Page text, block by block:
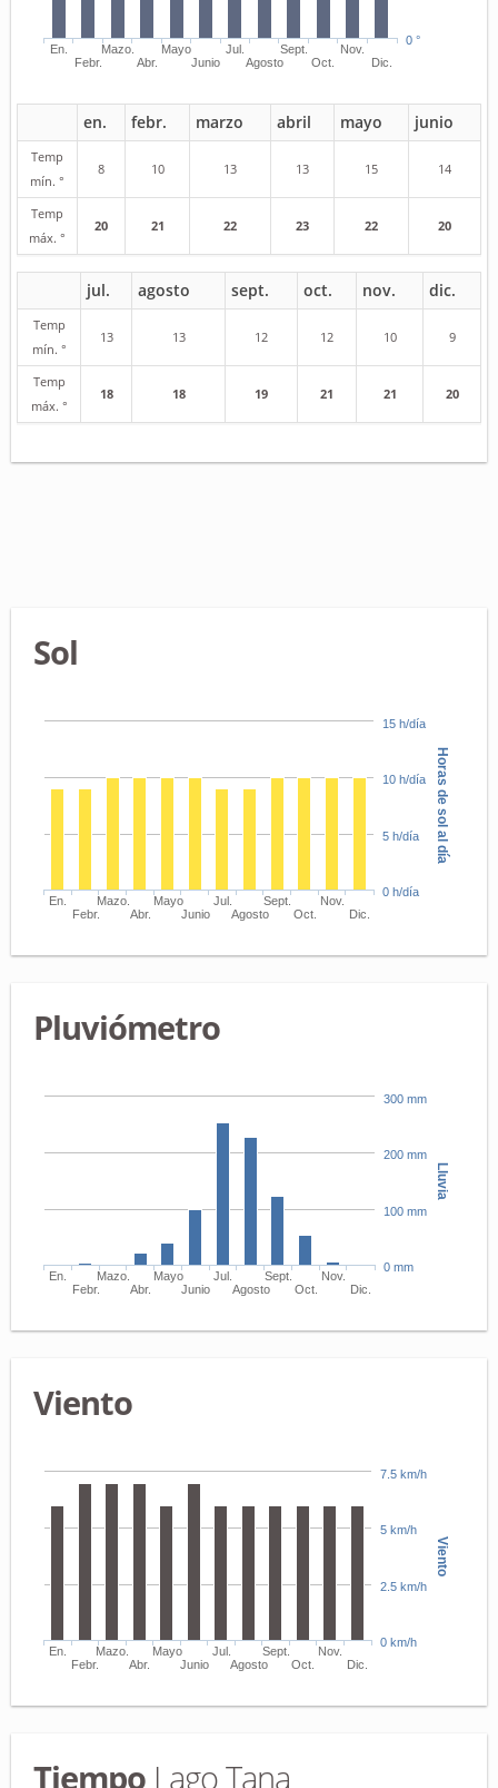
En.
Febr.
Mazo.
Abr.
Mayo
Junio
Jul.
Agosto
Sept.
Oct.
Nov.
Dic.
0 °
en. febr. marzo abril mayo junio
Temp
mín. °
8 10 13 13 15 14
Temp
máx. °
20 21 22 23 22 20
jul. agosto sept. oct. nov. dic.
Temp
mín. °
13 13 12 12 10 9
Temp
máx. °
18 18 19 21 21 20
Sol
Horas de sol al día
En.
Febr.
Mazo.
Abr.
Mayo
Junio
Jul.
Agosto
Sept.
Oct.
Nov.
Dic.
0 h/día
5 h/día
10 h/día
15 h/día
Pluviómetro
Lluvia
En.
Febr.
Mazo.
Abr.
Mayo
Junio
Jul.
Agosto
Sept.
Oct.
Nov.
Dic.
0 mm
100 mm
200 mm
300 mm
Viento
Viento
En.
Febr.
Mazo.
Abr.
Mayo
Junio
Jul.
Agosto
Sept.
Oct.
Nov.
Dic.
0 km/h
2.5 km/h
5 km/h
7.5 km/h
Tiempo Lago Tana